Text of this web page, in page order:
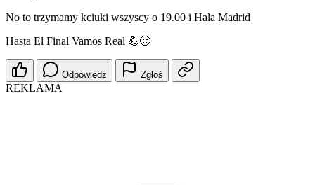
No to trzymamy kciuki wszyscy o 19.00 i Hala Madrid
Hasta El Final Vamos Real 💪🙂
Odpowiedz Zgłoś
REKLAMA